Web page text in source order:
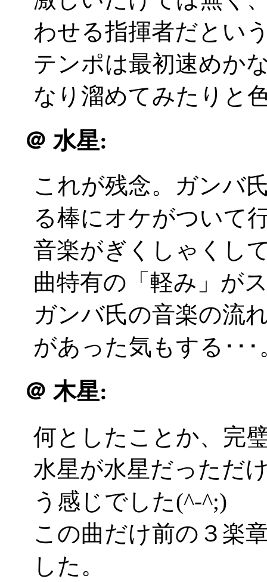
わせる指揮者だとい
テンポは最初速めか
なり溜めてみたりと
＠ 水星:
これが残念。ガンバ
る棒にオケがついて
音楽がぎくしゃくし
曲特有の「軽み」が
ガンバ氏の音楽の流
があった気もする･･･
＠ 木星:
何としたことか、完
水星が水星だっただ
う感じでした(^-^;)
この曲だけ前の３楽
した。